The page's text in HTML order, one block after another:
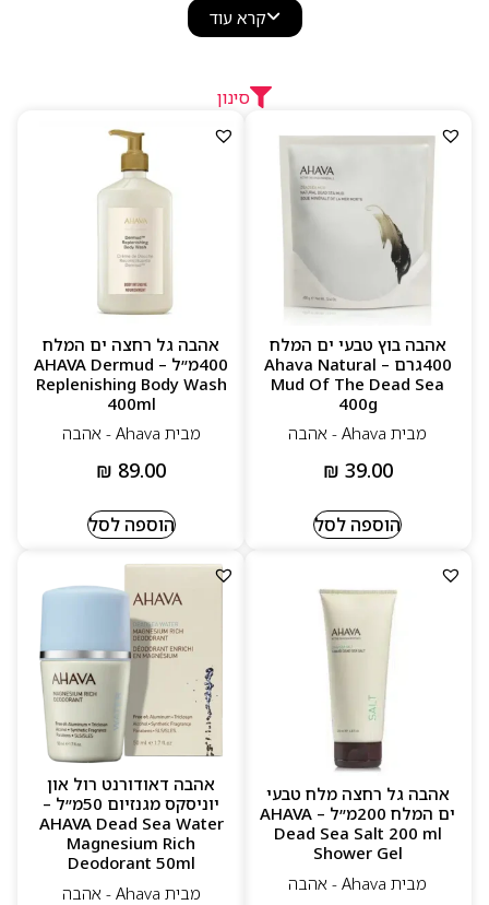
בלעדי שנוצר ישירות ממי ים המלח. נוסחה זו מעודדת תהליכי
לחות טבעיים, מחזקת את מחסום העור ותורמת למראה חלק,
אנטי־אוקסידנטים ורכיבים נקיים כדי להבטיח יעילות גבוהה
עם תחושת רעננות טבעית.
ליין המוצרים של AHAVA כולל קרמי לחות, מסכות בוץ,
תחליבי גוף, מוצרי אנטי־אייג’ינג מתקדמים וסדרות ייעודיות
לשיקום והרגעת העור. כל המוצרים מיוצרים בישראל, תחת
סטנדרטים בינלאומיים מחמירים, וללא חומרים מזיקים.
למה לבחור ב–AHAVA
מבוסס על נוסחת Osmoter™ הייחודית ממי ים המלח
יעילות מוכחת לשיפור לחות, רכות וברק העור
מתאים למגוון סוגי עור, כולל עור רגיש
קרא עוד
סינון
אהבה בוץ טבעי ים המלח
400גרם – Ahava Natural
Mud Of The Dead Sea
400g
מבית Ahava - אהבה
₪ 39.00
הוספה לסל
אהבה גל רחצה ים המלח
400מ״ל – AHAVA Dermud
Replenishing Body Wash
400ml
מבית Ahava - אהבה
₪ 89.00
הוספה לסל
אהבה גל רחצה מלח טבעי
ים המלח 200מ״ל – AHAVA
Dead Sea Salt 200 ml
Shower Gel
מבית Ahava - אהבה
אהבה דאודורנט רול און
יוניסקס מגנזיום 50מ״ל –
AHAVA Dead Sea Water
Magnesium Rich
Deodorant 50ml
מבית Ahava - אהבה